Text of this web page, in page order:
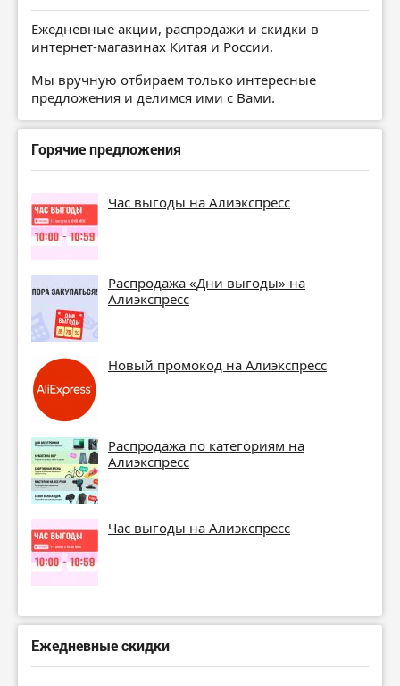
Ежедневные акции, распродажи и скидки в
интернет-магазинах Китая и России.
Мы вручную отбираем только интересные
предложения и делимся ими с Вами.
Горячие предложения
Час выгоды на Алиэкспресс
Распродажа «Дни выгоды» на
Алиэкспресс
Новый промокод на Алиэкспресс
Распродажа по категориям на
Алиэкспресс
Час выгоды на Алиэкспресс
Ежедневные скидки